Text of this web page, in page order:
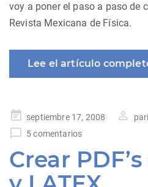
voy a poner el paso a paso de
Revista Mexicana de Física.
Lee el artículo
Publicado
en
septiembre 17, 2008
5 comentarios
Crear